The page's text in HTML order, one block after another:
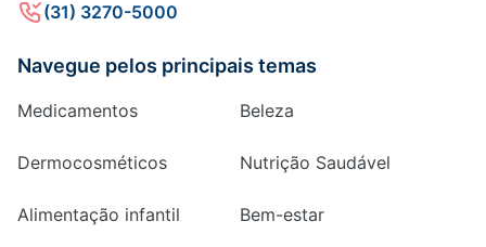
(31) 3270-5000
Navegue pelos principais temas
Medicamentos Beleza
Dermocosméticos Nutrição Saudável
Alimentação infantil Bem-estar